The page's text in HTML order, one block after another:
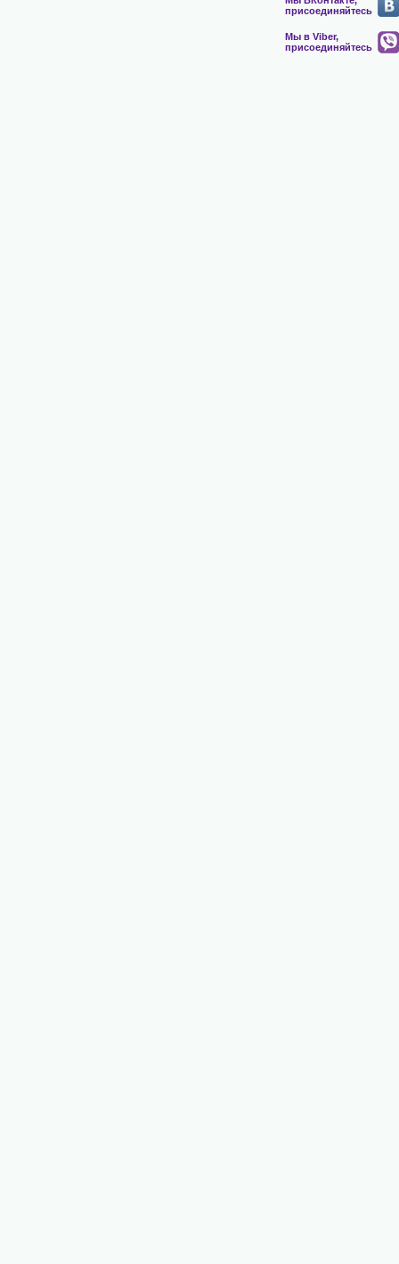
присоединяйтесь
Мы в Viber,
присоединяйтесь